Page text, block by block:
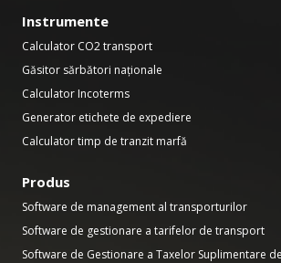
Instrumente
Calculator CO2 transport
Găsitor sărbători naționale
Calculator Incoterms
Generator etichete de expediere
Calculator timp de tranzit marfă
Produs
Software de management al transporturilor
Software de gestionare a tarifelor de transport
Software de Gestionare a Taxelor Suplimentare